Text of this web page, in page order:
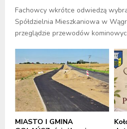
Fachowcy wkrótce odwiedzą
Spółdzielnia Mieszkaniowa w
przeglądzie przewodów
MIASTO I GMINA